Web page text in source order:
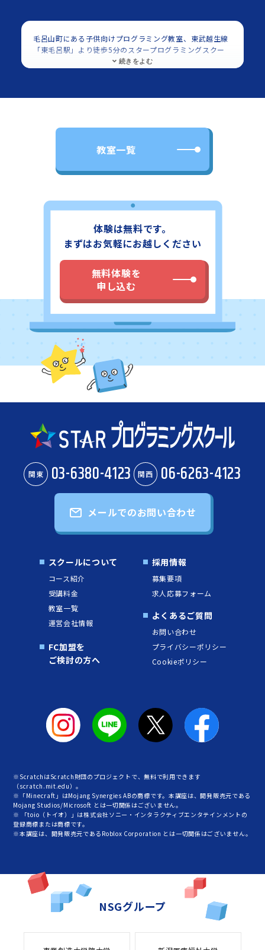
毛呂山町にある子供向けプログラミング教室、東武越生線
「東毛呂駅」より徒歩5分のスタープログラミングスクー
ル いなげや毛呂教室の紹介ページです。対象は小学生・中
室があります。東武越生線「東毛呂駅」より徒歩5分のス
子供に、プログラミング（Scratch）を習い事として学
教室としてご好評いただいております。教室の場所・立地
ばと思います。教室の詳細ページでは、住所に加えて最寄
をお運びになる場合にはぜひご覧ください。無料体験も随
時実施しておりますのでお気軽に東武越生線「東毛呂駅」
呂教室にお問い合わせください。
教室一覧
体験は無料です。
まずはお気軽にお越しください
無料体験を
申し込む
関東 03-6380-4123 関西 06-6263-4123
メールでのお問い合わせ
スクールについて
コース紹介
受講料金
教室一覧
運営会社情報
FC加盟を
ご検討の方へ
採用情報
募集要項
求人応募フォーム
よくあるご質問
お問い合わせ
プライバシーポリシー
Cookieポリシー
※ScratchはScratch財団のプロジェクトで、無料で利用できます
（scratch.mit.edu）。
※「Minecraft」はMojang Synergies ABの商標です。本講座は、開発販売元である
Mojang Studios/Microsoft とは一切関係はございません。
※ 「toio（トイオ）」は株式会社ソニー・インタラクティブエンタテインメントの
登録商標または商標です。
※本講座は、開発販売元であるRoblox Corporation とは一切関係はございません。
NSGグループ